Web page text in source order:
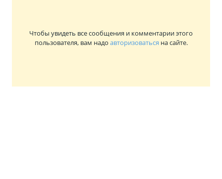
Чтобы увидеть все сообщения и комментарии этого
пользователя, вам надо авторизоваться на сайте.